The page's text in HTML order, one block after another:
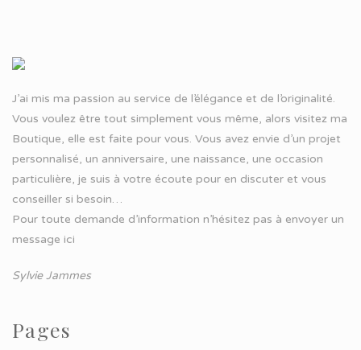
J’ai mis ma passion au service de l’élégance et de l’originalité.
Vous voulez être tout simplement vous même, alors visitez ma
Boutique, elle est faite pour vous. Vous avez envie d’un projet
personnalisé, un anniversaire, une naissance, une occasion
particulière, je suis à votre écoute pour en discuter et vous
conseiller si besoin…
Pour toute demande d’information n’hésitez pas à envoyer un
message ici
Sylvie Jammes
Pages